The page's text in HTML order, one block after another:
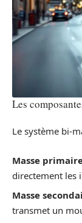
Les
Le système bi-
Masse
directement les
Masse
transmet un